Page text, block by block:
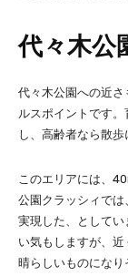
代々木公
代々木公園への近
ルスポイントです
し、高齢者なら散歩
このエリアには、
公園クラッシィで
実現した、として
い気もしますが、
晴らしいものになり